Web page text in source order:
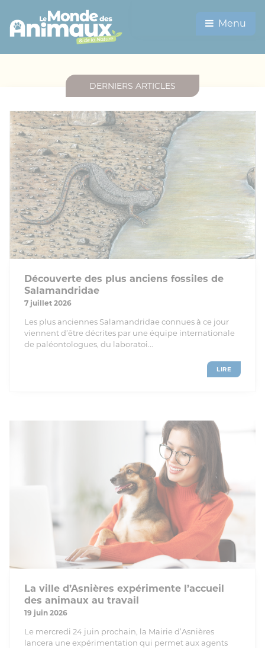
Menu
DERNIERS ARTICLES
Découverte des plus anciens fossiles de
Salamandridae
7 juillet 2026
Les plus anciennes Salamandridae connues à ce jour
viennent d’être décrites par une équipe internationale
de paléontologues, du laboratoi...
LIRE
La ville d’Asnières expérimente l’accueil
des animaux au travail
19 juin 2026
Le mercredi 24 juin prochain, la Mairie d’Asnières
lancera une expérimentation qui permet aux agents